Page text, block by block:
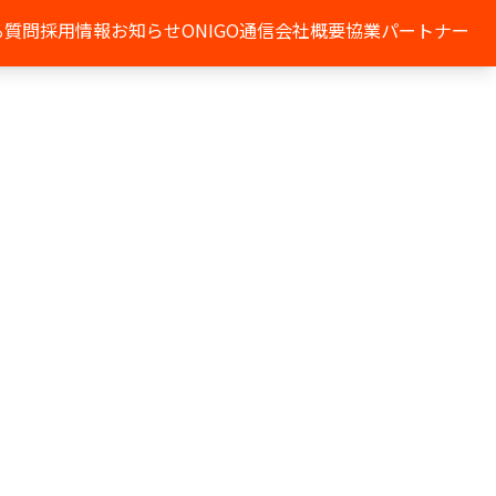
問採用情報お知らせONIGO通信会社概要協業パートナー